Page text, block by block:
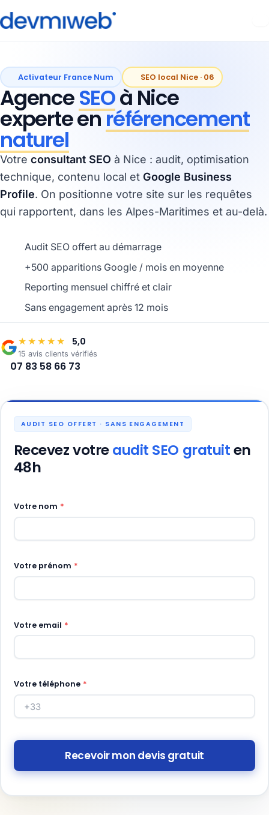
contenuActivateur France Num SEO local Nice · 06
AgenceSEOà Nice
experte enréférencement
naturel
Votre consultant SEO à Nice : audit, optimisation
technique, contenu local et Google Business
Profile. On positionne votre site sur les requêtes
qui rapportent, dans les Alpes-Maritimes et au-delà.
Audit SEO offert au démarrage
+500 apparitions Google / mois en moyenne
Reporting mensuel chiffré et clair
Sans engagement après 12 mois
★★★★★ 5,0
15 avis clients vérifiés
07 83 58 66 73
AUDIT SEO OFFERT · SANS ENGAGEMENT
Recevez votreaudit SEO gratuiten
48h
Votre nom *
Votre prénom *
Votre email *
Votre téléphone *